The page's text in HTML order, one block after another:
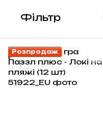
Фільтр
Розпродаж